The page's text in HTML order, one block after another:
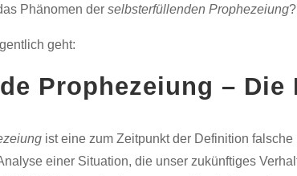
Phänomen der selbsterfüllenden Prophezeiung?
geht:
Prophezeiung – Die
ist eine zum Zeitpunkt der Definition
einer Situation, die unser zukünftiges